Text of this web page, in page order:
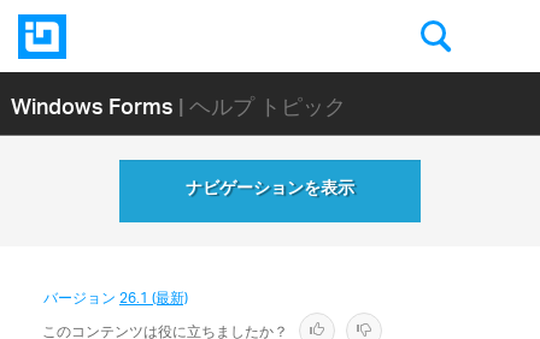
Windows Forms| ヘルプ トピック
ナビゲーションを表示
バージョン26.1 (最新)
このコンテンツは役に立ちましたか？